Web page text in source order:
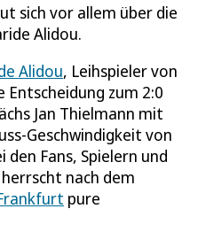
sich vor allem über die
Alidou.
Alidou, Leihspieler von
zum 2:0
Jan Thielmann mit
Geschwindigkeit von
Fans, Spielern und
herrscht nach dem
pure